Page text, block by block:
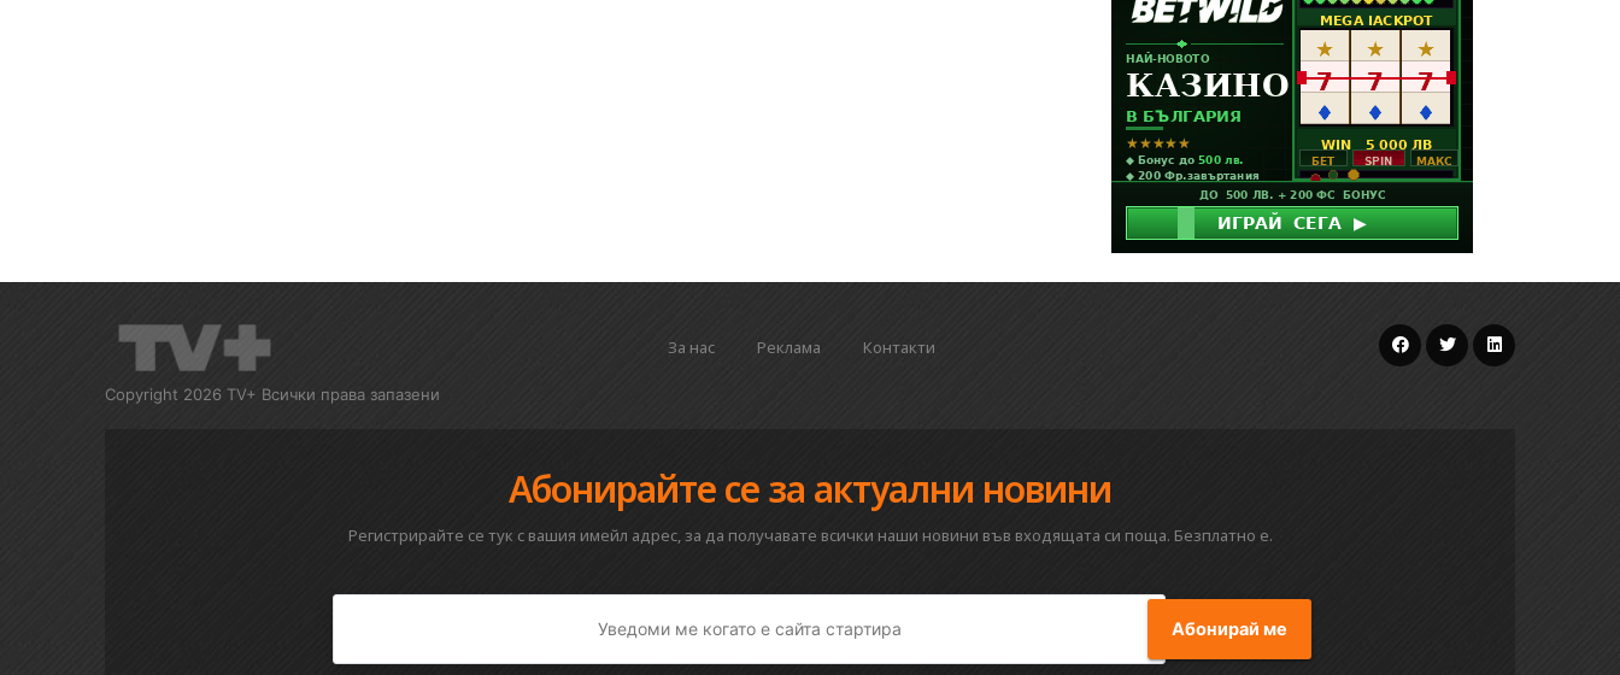
За нас Реклама Контакти
Copyright 2026 TV+ Всички права запазени
Абонирайте се за актуални новини
Регистрирайте се тук с вашия имейл адрес, за да получавате всички наши новини във входящата си поща. Безплатно е.
Абонирай ме